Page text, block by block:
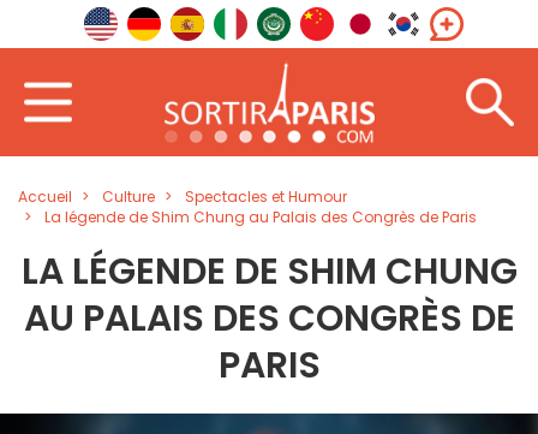
Accueil Culture
Spectacles et Humour
La légende de Shim Chung au Palais des Congrès de Paris
LA LÉGENDE DE SHIM CHUNG
AU PALAIS DES CONGRÈS DE
PARIS